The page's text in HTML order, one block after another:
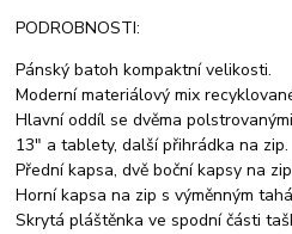
PODROBNOSTI:
Pánský batoh kompaktní velikosti.
Moderní materiálový mix
Hlavní oddíl se dvěma
13" a tablety, další přihrádka na zip.
Přední kapsa, dvě boční kapsy na
Horní kapsa na zip s výměnným
Skrytá pláštěnka ve spodní části